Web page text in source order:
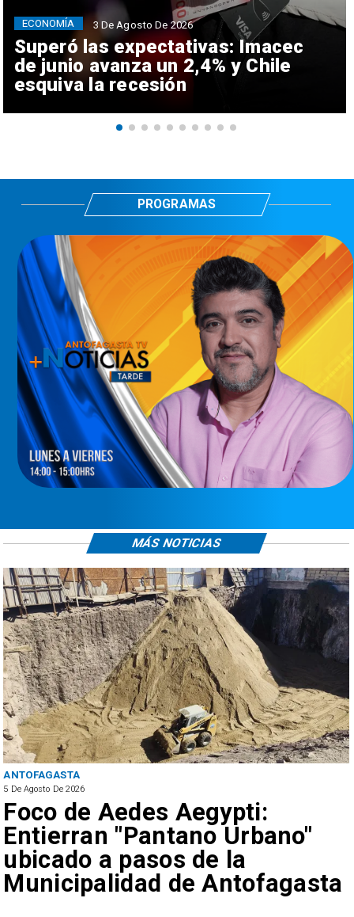
Superó las expectativas: Imacec
de junio avanza un 2,4% y Chile
esquiva la recesión
ECONOMÍA 3 De Agosto De 2026
PROGRAMAS
ANTOFAGASTA
5 De Agosto De 2026
Foco de Aedes Aegypti:
Entierran "Pantano Urbano"
ubicado a pasos de la
Municipalidad de Antofagasta
MÁS NOTICIAS